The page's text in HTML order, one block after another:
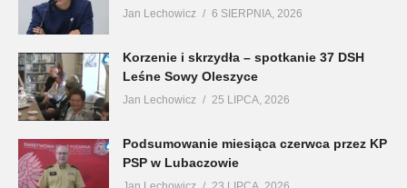
Jan Lechowicz 6 SIERPNIA, 2026
Korzenie i skrzydła – spotkanie 37 DSH
Leśne Sowy Oleszyce
Jan Lechowicz 25 LIPCA, 2026
Podsumowanie miesiąca czerwca przez KP
PSP w Lubaczowie